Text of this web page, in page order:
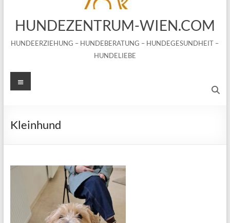
HUNDEZENTRUM-WIEN.COM
HUNDEERZIEHUNG – HUNDEBERATUNG – HUNDEGESUNDHEIT –
HUNDELIEBE
Menü
Kleinhund